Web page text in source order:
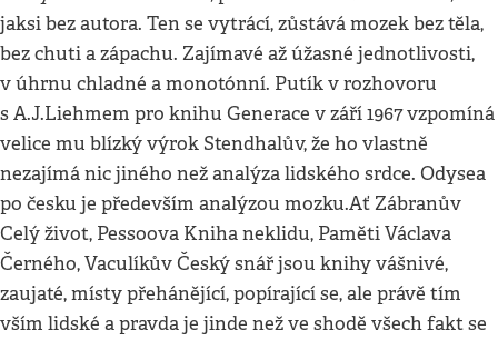
jaksi bez autora. Ten se vytrácí, zůstává mozek bez těla,
bez chuti a zápachu. Zajímavé až úžasné jednotlivosti,
v úhrnu chladné a monotónní. Putík v rozhovoru
s A.J.Liehmem pro knihu Generace v září 1967 vzpomíná
velice mu blízký výrok Stendhalův, že ho vlastně
nezajímá nic jiného než analýza lidského srdce. Odysea
po česku je především analýzou mozku.Ať Zábranův
Celý život, Pessoova Kniha neklidu, Paměti Václava
Černého, Vaculíkův Český snář jsou knihy vášnivé,
zaujaté, místy přehánějící, popírající se, ale právě tím
vším lidské a pravda je jinde než ve shodě všech fakt se